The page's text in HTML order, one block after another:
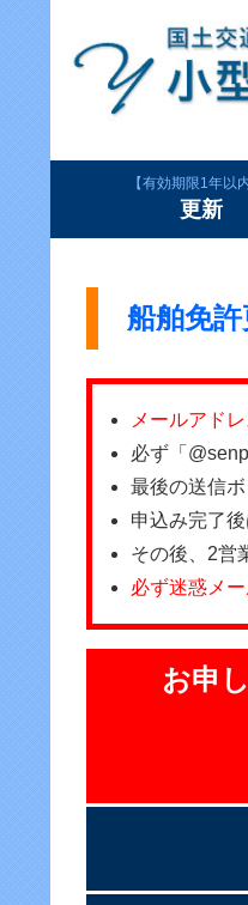
有効期限1年以
更新
船舶免
メールアド
必ず「
最後の送信
申込み完了
その後、2営
必ず迷惑メ
お申